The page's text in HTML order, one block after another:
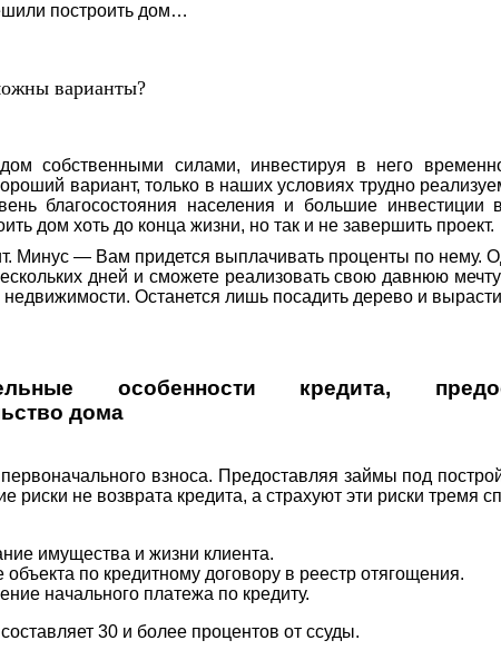
построить дом…
варианты?
дом собственными силами, инвестируя в него
вариант, только в наших условиях трудно
благосостояния населения и большие
дом хоть до конца жизни, но так и не завершить проект.
Минус — Вам придется выплачивать проценты по нему.
дней и сможете реализовать свою давнюю
недвижимости. Останется лишь посадить дерево и
особенности кредита,
дома
взноса. Предоставляя займы под
риски не возврата кредита, а страхуют эти риски тремя
имущества и жизни клиента.
объекта по кредитному договору в реестр отягощения.
начального платежа по кредиту.
30 и более процентов от ссуды.